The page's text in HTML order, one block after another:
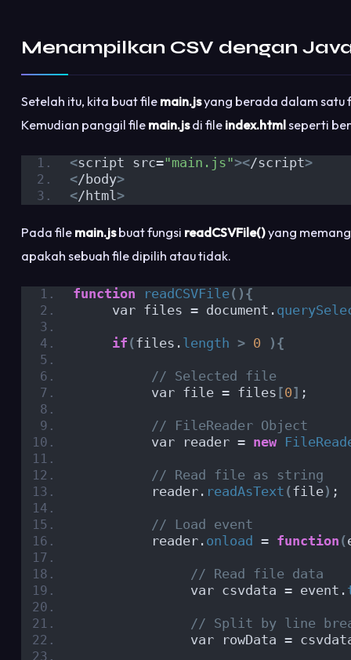
Menampilkan CSV dengan
Setelah itu, kita buat file main.jsyang berada dalam satu
Kemudian panggil file main.jsdi file index.htmlseperti
<script src="main.js"></script>
</body>
</html>
Pada file main.jsbuat fungsi readCSVFile()yang
apakah sebuah file dipilih atau tidak.
function readCSVFile(){
     var files = document.
if (files. length > 0 ){
// Selected file
          var file = files
[0] ;
// FileReader Object
          var reader =
new
// Read file as string
          reader.
readAsText (file) ;
// Load event
          reader.
onload = function (
// Read file data
               var csvdata = event.
// Split by line
var rowData =